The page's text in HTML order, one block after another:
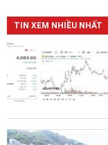
TIN XEM NHIỀU NHẤT